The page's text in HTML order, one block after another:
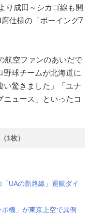
り成田～シカゴ線も開
仕様の「ボーイング7
航空ファンのあいだで
野球チームが北海道に
い驚きました」「ユナ
ニュース」といったコ
1枚）
UAの新路線」運航ダイ
機」が東京上空で異例